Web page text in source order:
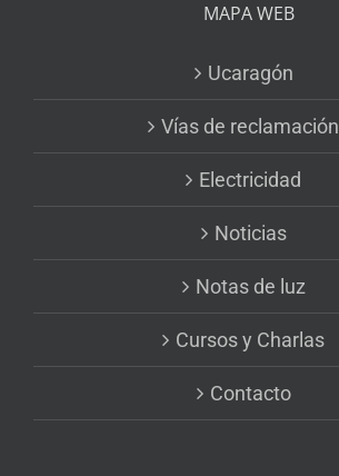
MAPA WEB
Ucaragón
Vías de reclamación
Electricidad
Noticias
Notas de luz
Cursos y Charlas
Contacto